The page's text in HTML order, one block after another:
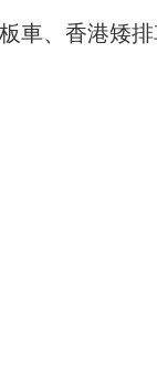
車、香港矮